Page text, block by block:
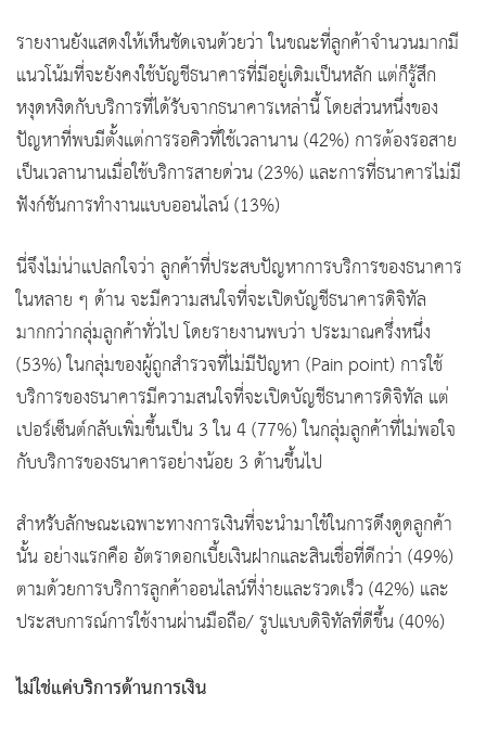
รายงานยังแสดงให้เห็นชัดเจนด้วยว่า ในขณะที่ลูกค้าจำนวนมากมี
แนวโน้มที่จะยังคงใช้บัญชีธนาคารที่มีอยู่เดิมเป็นหลัก แต่ก็รู้สึก
หงุดหงิดกับบริการที่ได้รับจากธนาคารเหล่านี้ โดยส่วนหนึ่งของ
ปัญหาที่พบมีตั้งแต่การรอคิวที่ใช้เวลานาน (42%) การต้องรอสาย
เป็นเวลานานเมื่อใช้บริการสายด่วน (23%) และการที่ธนาคารไม่มี
ฟังก์ชันการทำงานแบบออนไลน์ (13%)
นี่จึงไม่น่าแปลกใจว่า ลูกค้าที่ประสบปัญหาการบริการของธนาคาร
ในหลาย ๆ ด้าน จะมีความสนใจที่จะเปิดบัญชีธนาคารดิจิทัล
มากกว่ากลุ่มลูกค้าทั่วไป โดยรายงานพบว่า ประมาณครึ่งหนึ่ง
(53%) ในกลุ่มของผู้ถูกสำรวจที่ไม่มีปัญหา (Pain point) การใช้
บริการของธนาคารมีความสนใจที่จะเปิดบัญชีธนาคารดิจิทัล แต่
เปอร์เซ็นต์กลับเพิ่มขึ้นเป็น 3 ใน 4 (77%) ในกลุ่มลูกค้าที่ไม่พอใจ
กับบริการของธนาคารอย่างน้อย 3 ด้านขึ้นไป
สำหรับลักษณะเฉพาะทางการเงินที่จะนำมาใช้ในการดึงดูดลูกค้า
นั้น อย่างแรกคือ อัตราดอกเบี้ยเงินฝากและสินเชื่อที่ดีกว่า (49%)
ตามด้วยการบริการลูกค้าออนไลน์ที่ง่ายและรวดเร็ว (42%) และ
ประสบการณ์การใช้งานผ่านมือถือ/ รูปแบบดิจิทัลที่ดีขึ้น (40%)
ไม่ใช่แค่บริการด้านการเงิน